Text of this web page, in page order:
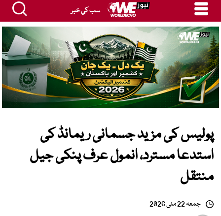
سب کی خبر
پولیس کی مزید جسمانی ریمانڈ کی
استدعا مسترد، انمول عرف پنکی جیل
منتقل
جمعہ 22 مئی 2026